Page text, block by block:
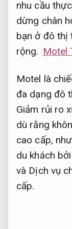
nhu cầu
dừng chân
bạn ở đô thị
rộng. Motel
Motel là
đa dạng đô
Giảm rủi ro
dù rằng
cao cấp,
du khách
và Dịch vụ
cấp.